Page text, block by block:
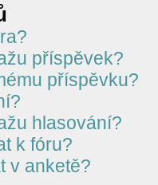
příspěvek?
příspěvku?
hlasování?
k fóru?
v anketě?